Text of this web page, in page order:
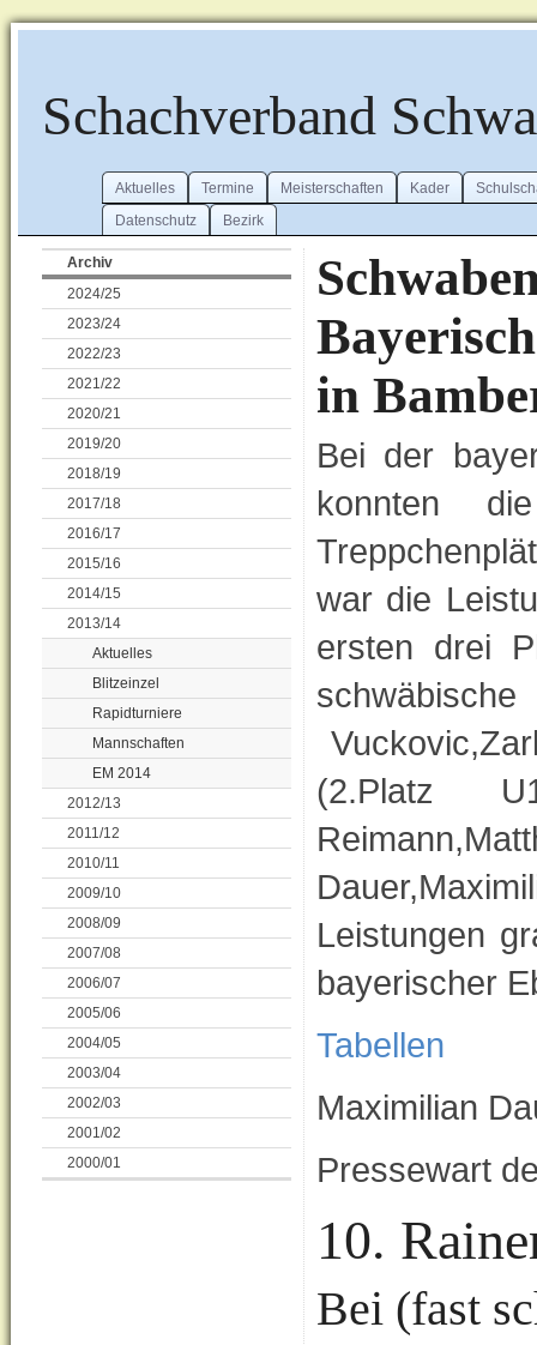
Schachverband
Aktuelles Termine Meisterschaften Kader
Datenschutz
Bezirk
Archiv
2024/25
2023/24
2022/23
2021/22
2020/21
2019/20
2018/19
2017/18
2016/17
2015/16
2014/15
2013/14
Aktuelles
Blitzeinzel
Rapidturniere
Mannschaften
EM 2014
2012/13
2011/12
2010/11
2009/10
2008/09
2007/08
2006/07
2005/06
2004/05
2003/04
2002/03
2001/02
2000/01
in
Bei der
konnten
war die
ersten drei
(2.Platz
Leistungen
bayerischer
Tabellen
Maximilian
Pressewart
10.
Bei (fast